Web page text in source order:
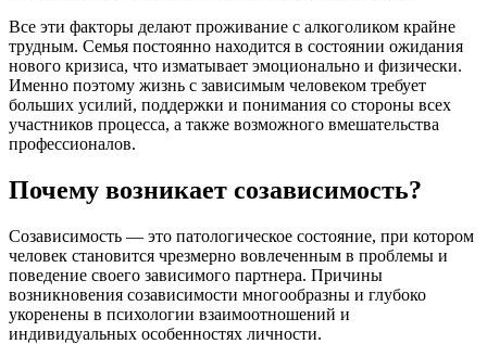
Все эти факторы делают проживание с алкоголиком крайне
трудным. Семья постоянно находится в состоянии ожидания
нового кризиса, что изматывает эмоционально и физически.
Именно поэтому жизнь с зависимым человеком требует
больших усилий, поддержки и понимания со стороны всех
участников процесса, а также возможного вмешательства
профессионалов.
Почему возникает созависимость?
Созависимость — это патологическое состояние, при котором
человек становится чрезмерно вовлеченным в проблемы и
поведение своего зависимого партнера. Причины
возникновения созависимости многообразны и глубоко
укоренены в психологии взаимоотношений и
индивидуальных особенностях личности.